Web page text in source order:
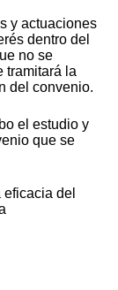
y actuaciones
dentro del
no se
tramitará la
del convenio.
el estudio y
que se
del